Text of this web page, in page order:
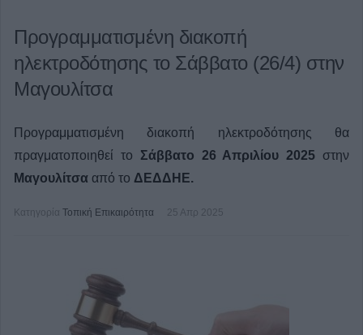
Προγραμματισμένη διακοπή
ηλεκτροδότησης το Σάββατο (26/4) στην
Μαγουλίτσα
Προγραμματισμένη διακοπή ηλεκτροδότησης θα
πραγματοποιηθεί το Σάββατο 26 Απριλίου 2025 στην
Μαγουλίτσα από το ΔΕΔΔΗΕ.
Κατηγορία Τοπική Επικαιρότητα 25 Απρ 2025